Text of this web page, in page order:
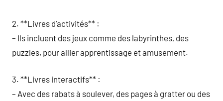
2. **Livres d’activités** :
– Ils incluent des jeux comme des labyrinthes, des
puzzles, pour allier apprentissage et amusement.
3. **Livres interactifs** :
– Avec des rabats à soulever, des pages à gratter ou des